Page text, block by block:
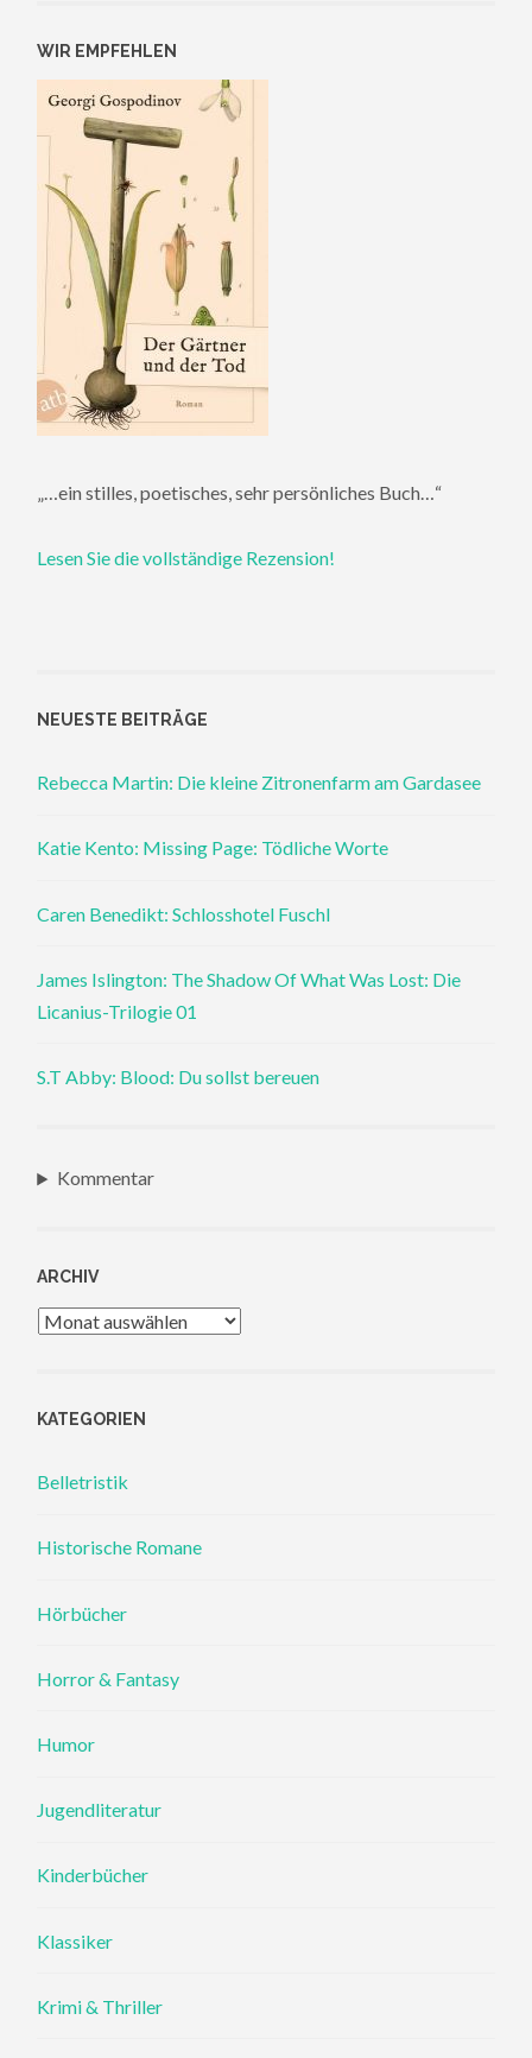
WIR EMPFEHLEN
„…ein stilles, poetisches, sehr persönliches Buch…“
Lesen Sie die vollständige Rezension!
NEUESTE BEITRÄGE
Rebecca Martin: Die kleine Zitronenfarm am Gardasee
Katie Kento: Missing Page: Tödliche Worte
Caren Benedikt: Schlosshotel Fuschl
James Islington: The Shadow Of What Was Lost: Die
Licanius-Trilogie 01
S.T Abby: Blood: Du sollst bereuen
Kommentar
ARCHIV
Archiv
KATEGORIEN
Belletristik
Historische Romane
Hörbücher
Horror & Fantasy
Humor
Jugendliteratur
Kinderbücher
Klassiker
Krimi & Thriller